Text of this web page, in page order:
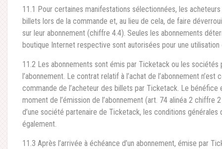
11.1 Pour certaines manifestations sélectionnées, les
billets lors de la commande et, au lieu de cela, de faire
sur leur abonnement (chiffre 4.4). Seules les abonnements
boutique Internet respective sont autorisées pour une
11.2 Les abonnements sont émis par Ticketack ou les sociétés
l’abonnement. Le contrat relatif à l’achat de l’abonnement
commande de l’acheteur des billets par Ticketack. Le bénéfice
moment de l’émission de l’abonnement (art. 74 alinéa 2 chiffre
d’une société partenaire de Ticketack, les conditions
également.
11.3 Après l’arrivée à échéance d’un abonnement, émise par